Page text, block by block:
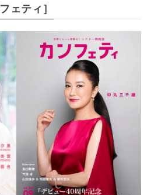
ェティ］